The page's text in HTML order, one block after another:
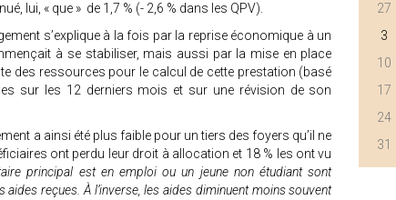
lui, « que » de 1,7 % (- 2,6 % dans les QPV).
s’explique à la fois par la reprise économique à un
à se stabiliser, mais aussi par la mise en place
des ressources pour le calcul de cette prestation (basé
sur les 12 derniers mois et sur une révision de son
a ainsi été plus faible pour un tiers des foyers qu’il ne
ont perdu leur droit à allocation et 18 % les ont vu
principal est en emploi ou un jeune non étudiant sont
reçues. À l’inverse, les aides diminuent moins souvent
27
3
10
17
24
31